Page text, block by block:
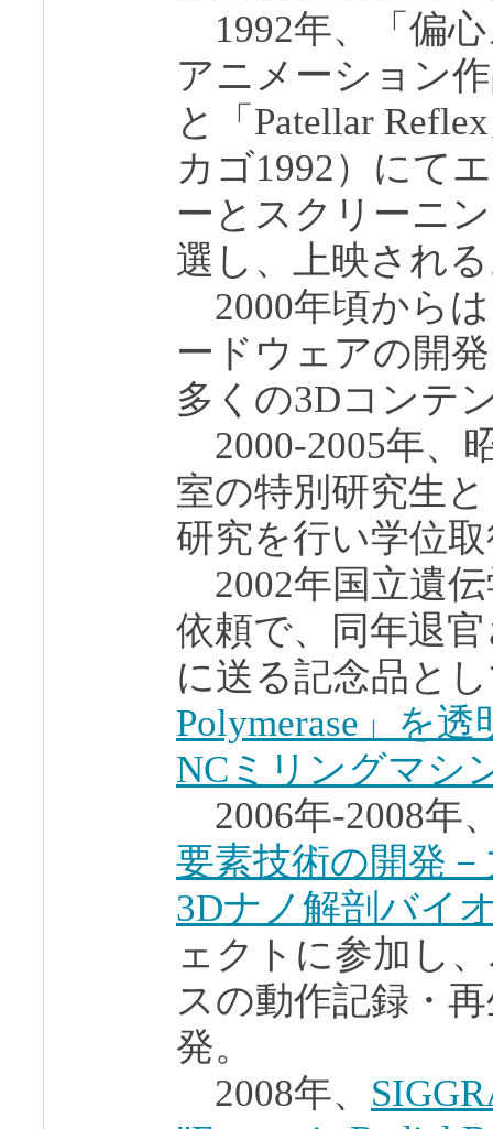
1992年、「偏
アニメーション
と「Patellar
カゴ1992）にて
ーとスクリーニ
選し、上映され
2000年頃から
ードウェアの開
多くの3Dコンテ
2000-2005年、
室の特別研究生
研究を行い学位
2002年国立遺
依頼で、同年退
に送る記念品と
Polymerase」を
NCミリングマシ
2006年-2008年
要素技術の開発
3Dナノ解剖バイ
ェクトに参加し
スの動作記録・
発。
2008年、